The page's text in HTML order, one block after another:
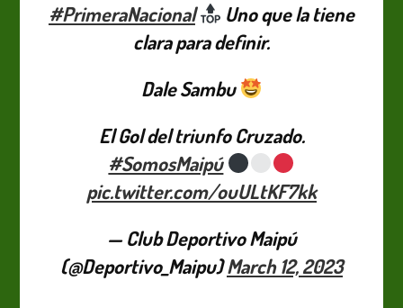
#PrimeraNacional
Uno que la tiene
clara para definir.
Dale Sambu
El Gol del triunfo Cruzado.
#SomosMaipú
pic.twitter.com/ouULtKF7kk
— Club Deportivo Maipú
(@Deportivo_Maipu)March 12, 2023